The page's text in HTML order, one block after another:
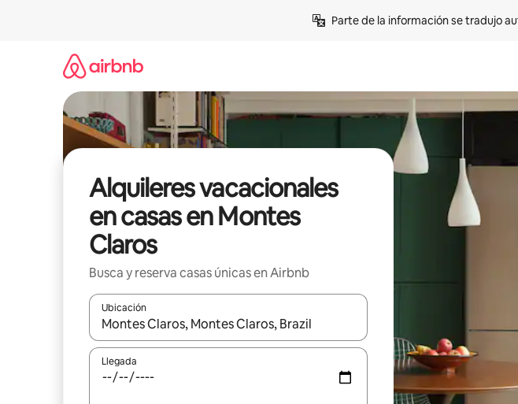
Parte de la información se tradujo
Alquileres vacacionales
en casas en Montes
Claros
Busca y reserva casas únicas en Airbnb
Ubicación
Cuando los resultados estén disponibles, navega con las teclas de flecha hacia
Llegada